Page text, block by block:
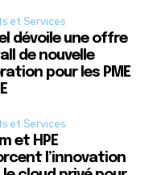
et Services
dévoile une offre
de nouvelle
pour les PME
et Services
et HPE
l’innovation